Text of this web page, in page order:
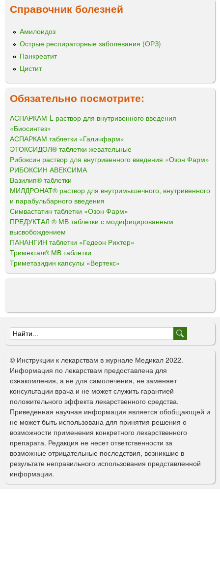
Справочник болезней
Амилоидоз
Острые респираторные заболевания (ОРЗ)
Панкреатит
Цистит
Обязательно посмотрите:
АСПАРКАМ-L раствор для внутривенного введения
«Биосинтез»
АСПАРКАМ таблетки «Галичфарм»
ЭТОКСИДОЛ® таблетки жевательные
Рибоксин раствор для внутривенного введения «Озон Фарм»
РИБОКСИН АВЕКСИМА
Вазилип® таблетки
МИЛДРОНАТ® раствор для внутримышечного, внутривенного
и парабульбарного введения
Симвастатин таблетки «Озон Фарм»
ПРЕДУКТАЛ ® МВ таблетки с модифицированным
высвобождением
ПАНАНГИН таблетки «Гедеон Рихтер»
Тримектал® МВ таблетки
Триметазидин капсулы «Вертекс»
Ф
о
р
м
а
п
о
и
с
к
© Инструкции к лекарствам в журнале Медикал 2022.
Информация по лекарствам предоставлена для
ознакомления, а не для самолечения, не заменяет
консультации врача и не может служить гарантией
положительного эффекта лекарственного средства.
Приведенная научная информация является обобщающей и
не может быть использована для принятия решения о
возможности применения конкретного лекарственного
препарата. Редакция не несет ответственности за
возможные отрицательные последствия, возникшие в
результате неправильного использования представленной
информации.